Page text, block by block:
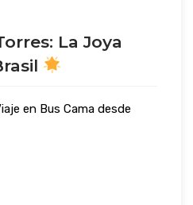
La Joya
en Bus Cama desde